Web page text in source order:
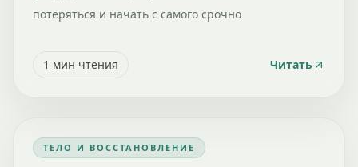
потеряться и начать с самого срочно
1 мин чтения Читать
ТЕЛО И ВОССТАНОВЛЕНИЕ